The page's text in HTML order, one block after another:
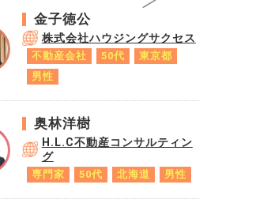
金子徳公
株式会社ハウジングサクセス
不動産会社 50代
東京都
男性
奥林洋樹
H.L.C不動産コンサルティン
グ
専門家 50代 北海道 男性